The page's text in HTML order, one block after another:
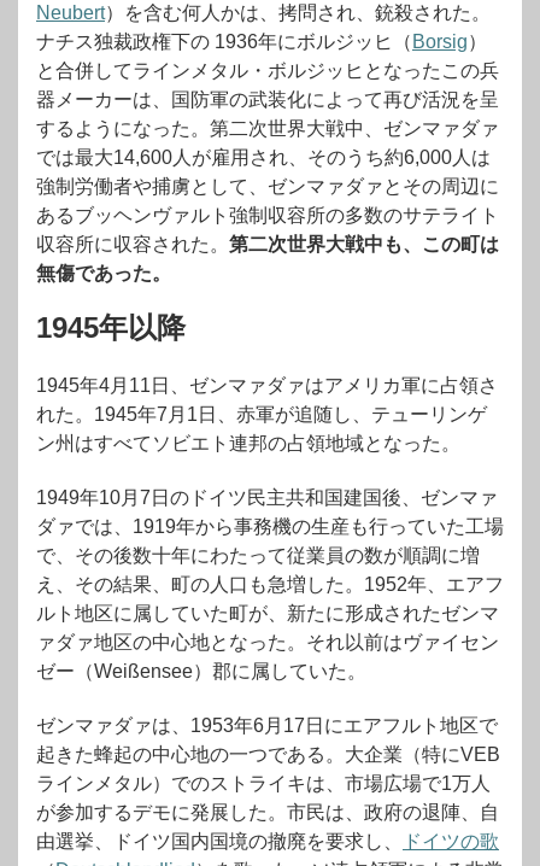
Neubert）を含む何人かは、拷問され、銃殺された。
ナチス独裁政権下の 1936年にボルジッヒ（ Borsig）
と合併してラインメタル・ボルジッヒとなったこの兵
器メーカーは、国防軍の武装化によって再び活況を呈
するようになった。第二次世界大戦中、ゼンマァダァ
では最大14,600人が雇用され、そのうち約6,000人は
強制労働者や捕虜として、ゼンマァダァとその周辺に
あるブッヘンヴァルト強制収容所の多数のサテライト
収容所に収容された。 第二次世界大戦中も、この町は
無傷であった。
1945年以降
1945年4月11日、ゼンマァダァはアメリカ軍に占領さ
れた。1945年7月1日、赤軍が追随し、テューリンゲ
ン州はすべてソビエト連邦の占領地域となった。
1949年10月7日のドイツ民主共和国建国後、ゼンマァ
ダァでは、1919年から事務機の生産も行っていた工場
で、その後数十年にわたって従業員の数が順調に増
え、その結果、町の人口も急増した。1952年、エアフ
ルト地区に属していた町が、新たに形成されたゼンマ
ァダァ地区の中心地となった。それ以前はヴァイセン
ゼー（Weißensee）郡に属していた。
ゼンマァダァは、1953年6月17日にエアフルト地区で
起きた蜂起の中心地の一つである。大企業（特にVEB
ラインメタル）でのストライキは、市場広場で1万人
が参加するデモに発展した。市民は、政府の退陣、自
由選挙、ドイツ国内国境の撤廃を要求し、
ドイツの歌